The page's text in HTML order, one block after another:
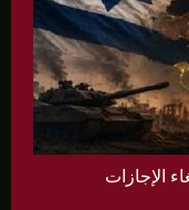
الإجازات